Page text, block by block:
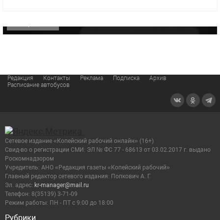
Редакция Контакты Реклама Подписка
Архив
Расписание автобусов
Рубрики
Сетевое издание «Копейский рабочий онлайн» (16+)
Cвид-во о регистрации СМИ: ЭЛ № ФС 77 - 68613 от 03.02.2017 г. выдано
Роскомнадзором
Учредитель: АНО «Редакция газеты «Копейский рабочий»
Главный редактор сетевого издания: Попкович А. Г.
Эл. адрес: kr-manager@mail.ru
Телефон: 8(35139) 3-71-09
Режим работы: ПН - ПТ с 9:00 до 18:00